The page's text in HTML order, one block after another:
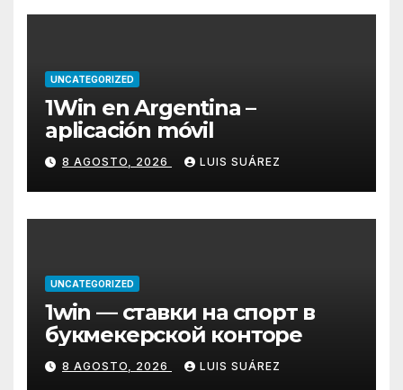
UNCATEGORIZED
1Win en Argentina –
aplicación móvil
8 AGOSTO, 2026 LUIS SUÁREZ
UNCATEGORIZED
1win — ставки на спорт в
букмекерской конторе
8 AGOSTO, 2026 LUIS SUÁREZ